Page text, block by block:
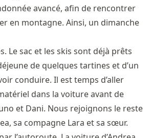
avancé, afin de rencontrer
en montagne. Ainsi, un dimanche
Le sac et les skis sont déjà prêts
de quelques tartines et d’un
conduire. Il est temps d’aller
dans la voiture avant de
et Dani. Nous rejoignons le reste
sa compagne Lara et sa sœur.